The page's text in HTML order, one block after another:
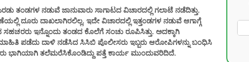
ತಂಡಗಳ ನಡುವೆ ಜಾನುವಾರು ಸಾಗಾಟದ ವಿಚಾರದಲ್ಲಿ ಗಲಾಟೆ ನಡೆದಿತ್ತು.
ದೂರು ದಾಖಲಾಗಿರಲಿಲ್ಲ. ಇದೇ ವಿಚಾರದಲ್ಲಿ ಇತ್ತಂಡಗಳ ನಡುವೆ ಆಗಾಗ್ಗೆ
ಸಹಚರರು ಇನ್ನೊಂದು ತಂಡದ ಕೊಲೆಗೆ ಸಂಚು ರೂಪಿಸಿತ್ತು. ಅದಕ್ಕಾಗಿ
ಮಾಹಿತಿ ಪಡೆದು ದಾಳಿ ನಡೆಸಿದ ಸಿಸಿಬಿ ಪೊಲೀಸರು ಇಬ್ಬರು ಆರೋಪಿಗಳನ್ನು ಬಂಧಿಸಿ
ಭಾಗಿಯಾಗಿ ತಲೆಮರೆಸಿಕೊಂಡಿದ್ದು ಪತ್ತೆ ಕಾರ್ಯ ಮುಂದುವರಿದಿದೆ.